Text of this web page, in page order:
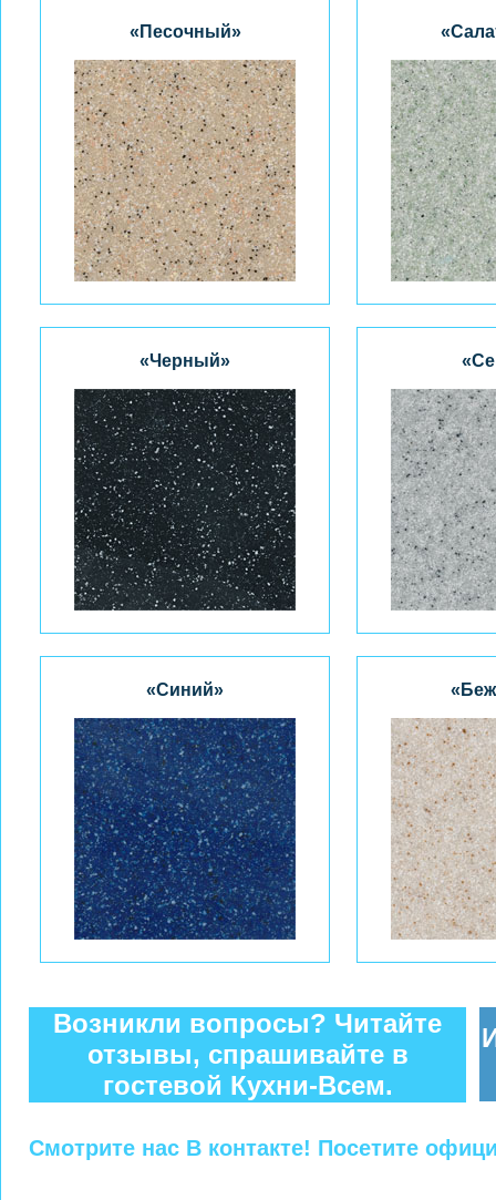
«Песочный»
«Черный»
«Синий»
Возникли вопросы? Читайте
отзывы, спрашивайте в
гостевой Кухни-Всем.
Смотрите нас В контакте! Посетите